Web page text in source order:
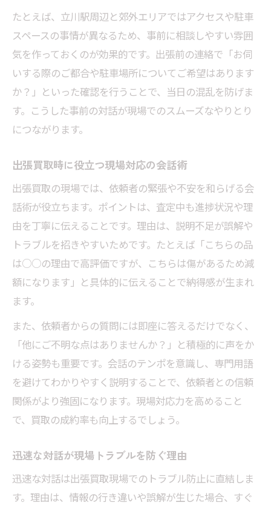
たとえば、立川駅周辺と郊外エリアではアクセスや駐車
スペースの事情が異なるため、事前に相談しやすい雰囲
気を作っておくのが効果的です。出張前の連絡で「お伺
いする際のご都合や駐車場所についてご希望はあります
か？」といった確認を行うことで、当日の混乱を防げま
す。こうした事前の対話が現場でのスムーズなやりとり
につながります。
出張買取時に役立つ現場対応の会話術
出張買取の現場では、依頼者の緊張や不安を和らげる会
話術が役立ちます。ポイントは、査定中も進捗状況や理
由を丁寧に伝えることです。理由は、説明不足が誤解や
トラブルを招きやすいためです。たとえば「こちらの品
は○○の理由で高評価ですが、こちらは傷があるため減
額になります」と具体的に伝えることで納得感が生まれ
ます。
また、依頼者からの質問には即座に答えるだけでなく、
「他にご不明な点はありませんか？」と積極的に声をか
ける姿勢も重要です。会話のテンポを意識し、専門用語
を避けてわかりやすく説明することで、依頼者との信頼
関係がより強固になります。現場対応力を高めること
で、買取の成約率も向上するでしょう。
迅速な対話が現場トラブルを防ぐ理由
迅速な対話は出張買取現場でのトラブル防止に直結しま
す。理由は、情報の行き違いや誤解が生じた場合、すぐ